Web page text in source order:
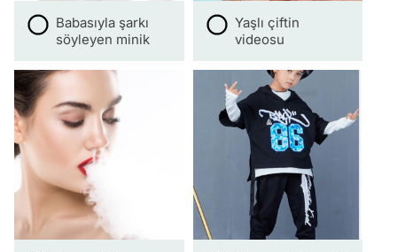
Babasıyla şarkı
söyleyen minik
Yaşlı çiftin
videosu